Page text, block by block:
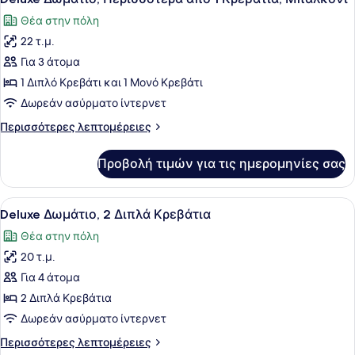
Κρεβάτια
όλων
των
φωτογραφιών
για
Deluxe
Δωμάτιο,
Περισσότερα
από
Μπαλκόνι
Θέα στην πόλη
22 τ.μ.
Για 3 άτομα
1 Διπλό Κρεβάτι και 1 Μονό Κρεβάτι
Δωρεάν ασύρματο ίντερνετ
Περισσότερες λεπτομέρειες
Περισσότερες
Δωμάτιο,
Περισσότερα
από
Κρεβάτια,
Μπαλκόνι
Προβολή τιμών για τις ημερομηνίες σας
Προβολή
όλων
των
φωτογραφιών
για
Deluxe
Δωμάτιο,
2
Ένα δωμάτιο ξενοδοχείου με δύο
5
Deluxe Δωμάτιο, 2 Διπλά Κρεβάτια
Θέα στην πόλη
20 τ.μ.
Για 4 άτομα
2 Διπλά Κρεβάτια
Δωρεάν ασύρματο ίντερνετ
Περισσότερες λεπτομέρειες
Περισσότερες